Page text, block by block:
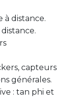
à distance.
capteurs
générales.
: tan phi et